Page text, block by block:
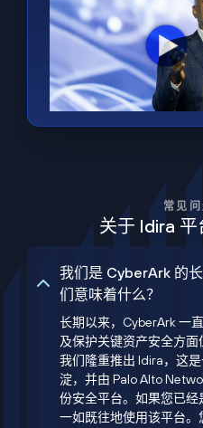
常见
关于 Idira
我们是 CyberArk 的
们意味着什么？
长期以来，CyberArk 一
及保护关键资产安全方面
我们隆重推出 Idira，这
淀，并由 Palo Alto
份安全平台。如果您已
一如既往地使用该平台